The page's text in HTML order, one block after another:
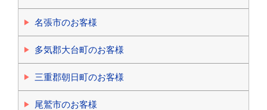
名張市のお客様
多気郡大台町のお客様
三重郡朝日町のお客様
尾鷲市のお客様